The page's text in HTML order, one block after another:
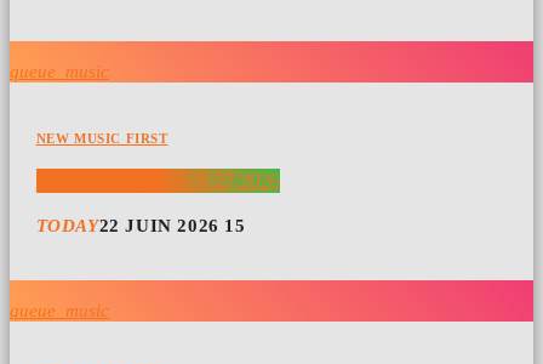
queue_music
NEW MUSIC FIRST
TOP 10 WEEK 26 À 27 2026
TODAY22 JUIN 2026 15
queue_music